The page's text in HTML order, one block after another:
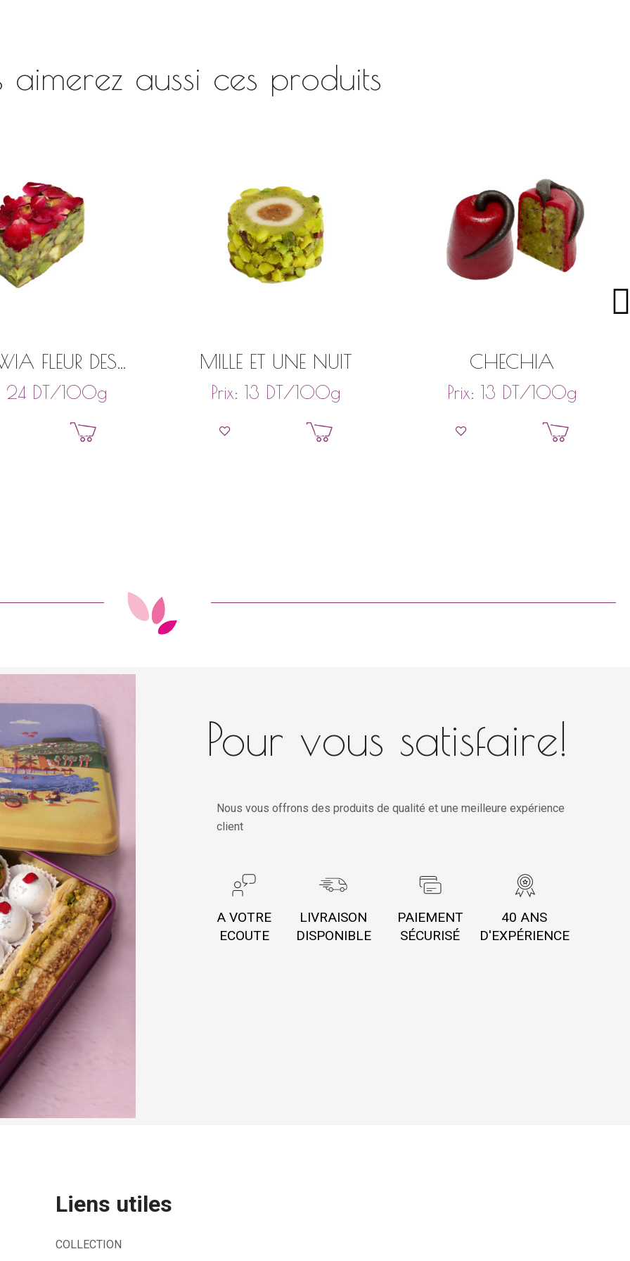
aimerez aussi ces produits
FLEUR DES
24 DT/100g
Ajouter au panier
MILLE ET UNE NUIT
Prix: 13 DT/100g
Ajouter au panier
CHECHIA
Prix: 13 DT/100g
Ajouter au panier
Pour vous satisfaire!
Nous vous offrons des produits de qualité et une meilleure expérience
client
A VOTRE
ECOUTE
LIVRAISON
DISPONIBLE
PAIEMENT
SÉCURISÉ
40 ANS
D'EXPÉRIENCE
Liens utiles
COLLECTION